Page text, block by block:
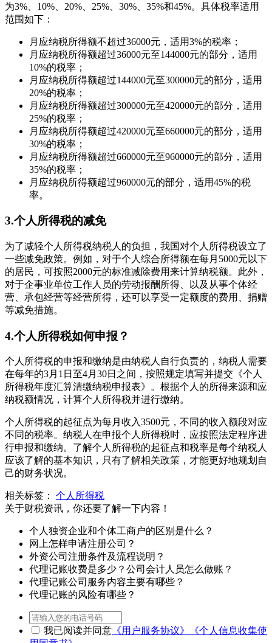
为3%、10%、20%、25%、30%、35%和45%。具体税率适用
范围如下：
月应纳税所得额不超过36000元，适用3%的税率；
月应纳税所得额超过36000元至144000元的部分，适用
10%的税率；
月应纳税所得额超过144000元至300000元的部分，适用
20%的税率；
月应纳税所得额超过300000元至420000元的部分，适用
25%的税率；
月应纳税所得额超过420000元至660000元的部分，适用
30%的税率；
月应纳税所得额超过660000元至960000元的部分，适用
35%的税率；
月应纳税所得额超过960000元的部分，适用45%的税
率。
3.个人所得税的减免
为了减轻个人所得税纳税人的负担，我国对个人所得税设立了
一些减免政策。例如，对于个人综合所得额在每月5000元以下
的居民，可按照2000元的标准减除费用来计算纳税额。此外，
对于企事业单位工作人员的劳动报酬所得、以及从事个体经
营、承包经营等经营所得，还可以享受一定额度的费用、捐赠
等减免措施。
4.个人所得税如何申报？
个人所得税的申报和缴纳是由纳税人自行负责的，纳税人需要
在每年的3月1日至4月30日之间，按照规定填写并提交《个人
所得税年度汇算清缴纳税申报表》。根据个人的所得来源和应
纳税额情况，计算个人所得税并进行缴纳。
个人所得税的起征点为每月收入3500元，不同的收入额段对应
不同的税率。纳税人在申报个人所得税时，应按照法定程序进
行申报和缴纳。了解个人所得税的起征点和税率是每个纳税人
应该了解的基本知识，只有了解相关政策，才能更好地规划自
己的财务状况。
相关标签： 个人所得税
关于财税资讯，你还要了解一下内容！
个人独资企业和个体工商户的区别是什么？
网上怎样申请注册公司？
外资公司注册条件及流程说明？
代理记账收费是多少？公司会计人员怎么做账？
代理记账公司服务内容主要有哪些？
代理记账的风险有哪些？
我已阅读并同意 《用户服务协议》
《个人信息收集使